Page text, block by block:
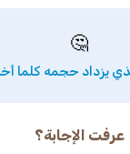
🤔
يزداد حجمه كلما
عرفت الإجابة؟